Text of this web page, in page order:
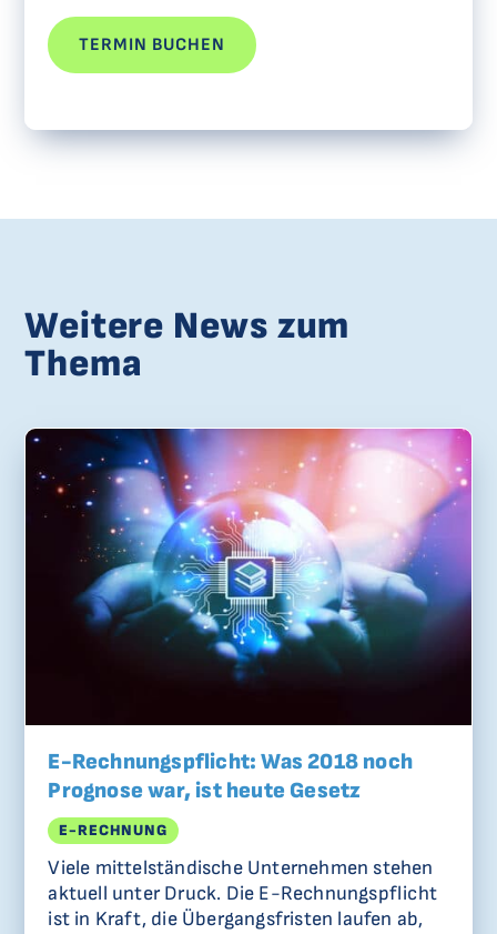
TERMIN BUCHEN
Weitere News zum
Thema
E-Rechnungspflicht: Was 2018 noch
Prognose war, ist heute Gesetz
E-RECHNUNG
Viele mittelständische Unternehmen stehen
aktuell unter Druck. Die E-Rechnungspflicht
ist in Kraft, die Übergangsfristen laufen ab,